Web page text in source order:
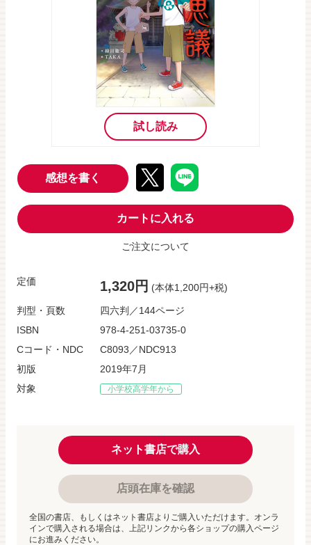
試し読み
感想を書く
カートに入れる
ご注文について
定価 1,320円 (本体1,200円+税)
判型・頁数
四六判／144ページ
ISBN
978-4-251-03735-0
Cコード・NDC
C8093／NDC913
初版
2019年7月
対象
小学校高学年から
ネット書店で購入
店頭在庫を確認
全国の書店、もしくはネット書店よりご購入いただけます。オンラ
インで購入される場合は、上記リンクから各ショップの購入ページ
にお進みください。